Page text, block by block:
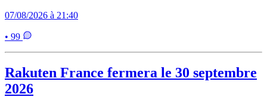
07/08/2026 à 21:40
• 99
Rakuten France fermera le 30 septembre
2026